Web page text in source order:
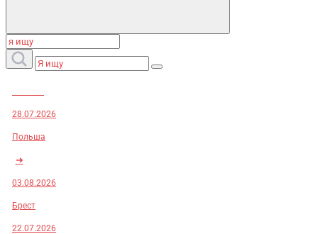
28.07.2026
Польша
➜
03.08.2026
Брест
22.07.2026